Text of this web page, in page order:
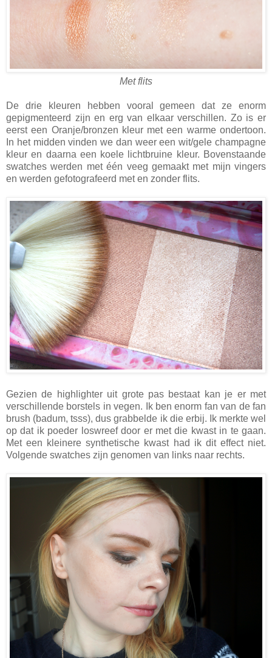
Met flits
De drie kleuren hebben vooral gemeen dat ze enorm
gepigmenteerd zijn en erg van elkaar verschillen. Zo is er
eerst een Oranje/bronzen kleur met een warme ondertoon.
In het midden vinden we dan weer een wit/gele champagne
kleur en daarna een koele lichtbruine kleur. Bovenstaande
swatches werden met één veeg gemaakt met mijn vingers
en werden gefotografeerd met en zonder flits.
Gezien de highlighter uit grote pas bestaat kan je er met
verschillende borstels in vegen. Ik ben enorm fan van de fan
brush (badum, tsss), dus grabbelde ik die erbij. Ik merkte wel
op dat ik poeder loswreef door er met die kwast in te gaan.
Met een kleinere synthetische kwast had ik dit effect niet.
Volgende swatches zijn genomen van links naar rechts.